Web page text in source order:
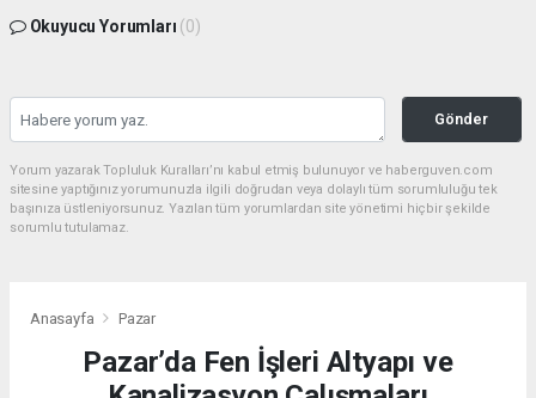
Okuyucu Yorumları (0)
Gönder
Yorum yazarak Topluluk Kuralları’nı kabul etmiş bulunuyor ve haberguven.com
sitesine yaptığınız yorumunuzla ilgili doğrudan veya dolaylı tüm sorumluluğu tek
başınıza üstleniyorsunuz. Yazılan tüm yorumlardan site yönetimi hiçbir şekilde
sorumlu tutulamaz.
Anasayfa Pazar
Pazar’da Fen İşleri Altyapı ve